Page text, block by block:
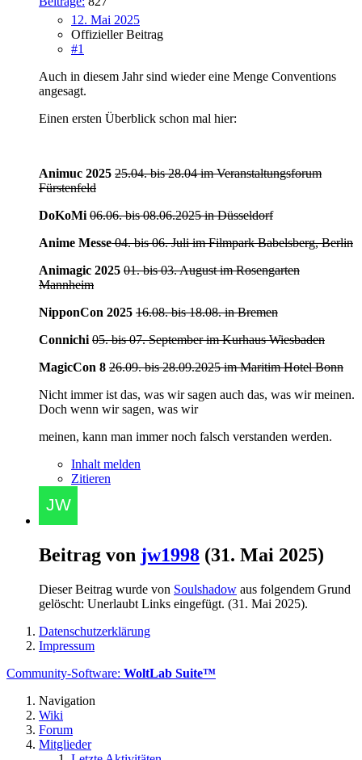
12. Mai 2025
Offizieller Beitrag
#1
Auch in diesem Jahr sind wieder eine Menge Conventions
angesagt.
Einen ersten Überblick schon mal hier:
Animuc 2025 25.04. bis 28.04 im Veranstaltungsforum
Fürstenfeld
DoKoMi 06.06. bis 08.06.2025 in Düsseldorf
Anime Messe04. bis 06. Juli im Filmpark Babelsberg, Berlin
Animagic 2025 01. bis 03. August im Rosengarten
Mannheim
NipponCon 2025 16.08. bis 18.08. in Bremen
Connichi 05. bis 07. September im Kurhaus Wiesbaden
MagicCon 8 26.09. bis 28.09.2025 im Maritim Hotel Bonn
Nicht immer ist das, was wir sagen auch das, was wir meinen.
Doch wenn wir sagen, was wir
meinen, kann man immer noch falsch verstanden werden.
Inhalt melden
Zitieren
Beitrag von jw1998 (31. Mai 2025)
Dieser Beitrag wurde von Soulshadow aus folgendem Grund
gelöscht: Unerlaubt Links eingefügt. (31. Mai 2025).
Datenschutzerklärung
Impressum
Community-Software: WoltLab Suite™
Navigation
Wiki
Forum
Mitglieder